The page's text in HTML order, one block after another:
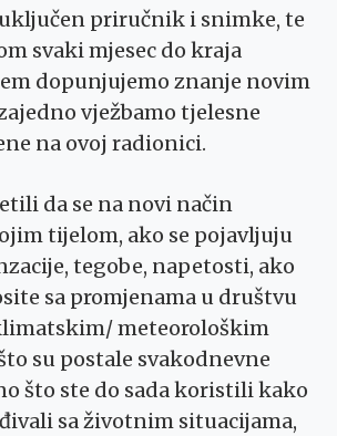
priručnik i snimke, te
svaki mjesec do kraja
dopunjujemo znanje novim
vježbamo tjelesne
na ovoj radionici.
da se na novi način
tijelom, ako se pojavljuju
tegobe, napetosti, ako
sa promjenama u društvu
meteorološkim
su postale svakodnevne
što ste do sada koristili kako
sa životnim situacijama,